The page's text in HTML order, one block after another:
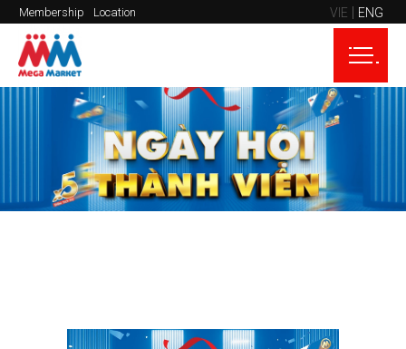
Membership Location VIE ENG